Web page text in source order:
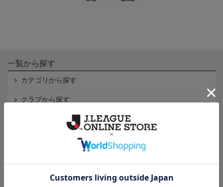
一覧から探す
カテゴリから探す
クラブから探す
Ｊ2
インフォメーション